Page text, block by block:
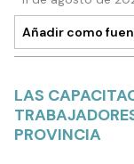
Añadir como
LAS
PROVINCIA